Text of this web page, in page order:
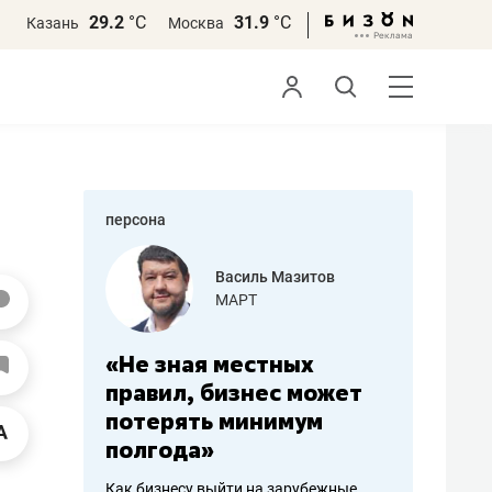
Казань 29.2 °С Москва 31.9 °С
персона
работа
Василь Мазитов
МАРТ
«Не зная местных
правил, бизнес может
потерять минимум
полгода»